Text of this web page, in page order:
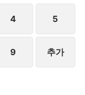
서 후회하지만 떠
4 5
9 추가